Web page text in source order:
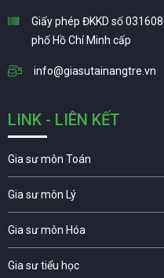
Giấy phép ĐKKD số
phố Hồ Chí Minh cấp
info@giasutainangtre.vn
LINK - LIÊN KẾT
Gia sư môn Toán
Gia sư môn Lý
Gia sư môn Hóa
Gia sư tiểu học